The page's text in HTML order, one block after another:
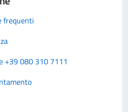
frequenti
+39 080 310 7111